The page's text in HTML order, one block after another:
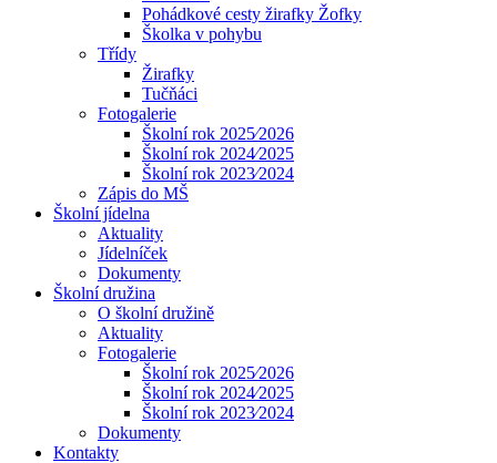
Pohádkové cesty žirafky Žofky
Školka v pohybu
Třídy
Žirafky
Tučňáci
Fotogalerie
Školní rok 2025⁄2026
Školní rok 2024⁄2025
Školní rok 2023⁄2024
Zápis do MŠ
Školní jídelna
Aktuality
Jídelníček
Dokumenty
Školní družina
O školní družině
Aktuality
Fotogalerie
Školní rok 2025⁄2026
Školní rok 2024⁄2025
Školní rok 2023⁄2024
Dokumenty
Kontakty